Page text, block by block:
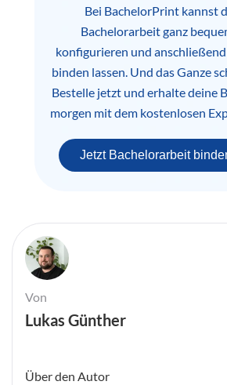
Bei BachelorPrint kannst
Bachelorarbeit ganz
konfigurieren und
binden lassen. Und das Ganze
Bestelle jetzt und erhalte deine
morgen mit dem kostenlosen
Jetzt Bachelorarbeit
Von
Lukas Günther
Über den Autor